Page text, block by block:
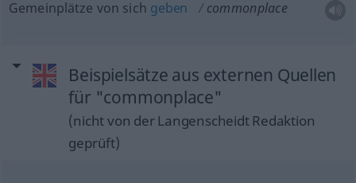
Gemeinplätze von sich geben commonplace
Beispielsätze aus externen Quellen
für "commonplace"
(nicht von der Langenscheidt Redaktion
geprüft)